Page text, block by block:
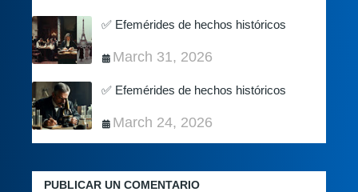
✅ Efemérides de hechos históricos
March 31, 2026
✅ Efemérides de hechos históricos
March 24, 2026
PUBLICAR UN COMENTARIO